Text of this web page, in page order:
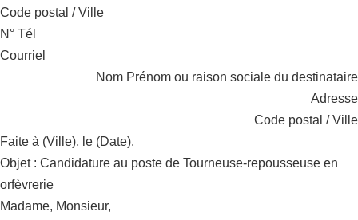
Code postal / Ville
N° Tél
Courriel
Nom Prénom ou raison sociale du destinataire
Adresse
Code postal / Ville
Faite à (Ville), le (Date).
Objet : Candidature au poste de Tourneuse-repousseuse en
orfèvrerie
Madame, Monsieur,